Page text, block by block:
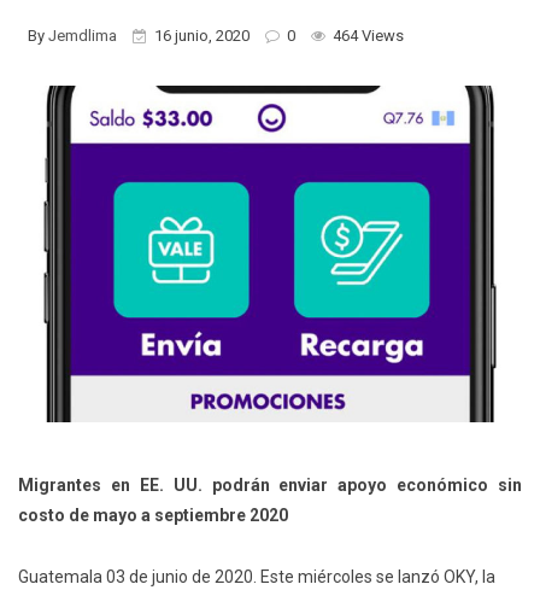
By Jemdlima 16 junio, 2020 0 464 Views
Migrantes en EE. UU. podrán enviar apoyo económico sin
costo de mayo a septiembre 2020
Guatemala 03 de junio de 2020. Este miércoles se lanzó OKY, la